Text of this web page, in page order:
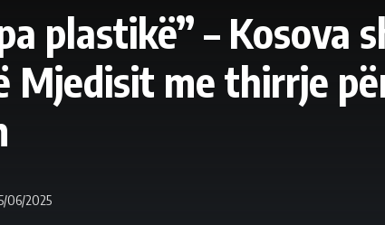
plastikë” – Kosova
Mjedisit me thirrje
06/2025